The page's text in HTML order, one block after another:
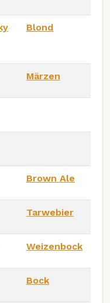
Blond
Märzen
Brown Ale
Tarwebier
Weizenbock
Bock